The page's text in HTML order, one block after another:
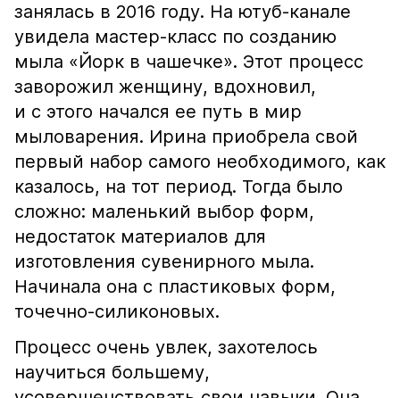
занялась в 2016 году. На ютуб-канале
увидела мастер-класс по созданию
мыла «Йорк в чашечке». Этот процесс
заворожил женщину, вдохновил,
и с этого начался ее путь в мир
мыловарения. Ирина приобрела свой
первый набор самого необходимого, как
казалось, на тот период. Тогда было
сложно: маленький выбор форм,
недостаток материалов для
изготовления сувенирного мыла.
Начинала она с пластиковых форм,
точечно-силиконовых.
Процесс очень увлек, захотелось
научиться большему,